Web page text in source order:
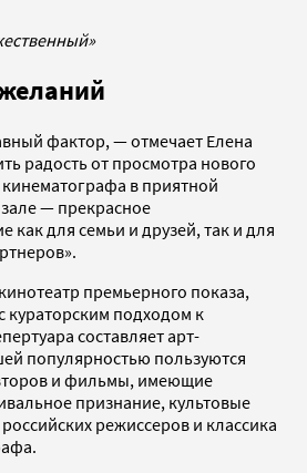
фактор, — отмечает Елена
радость от просмотра нового
в приятной
— прекрасное
как для семьи и друзей, так и для
премьерного показа,
кураторским подходом к
составляет арт-
популярностью пользуются
и фильмы, имеющие
признание, культовые
режиссеров и классика